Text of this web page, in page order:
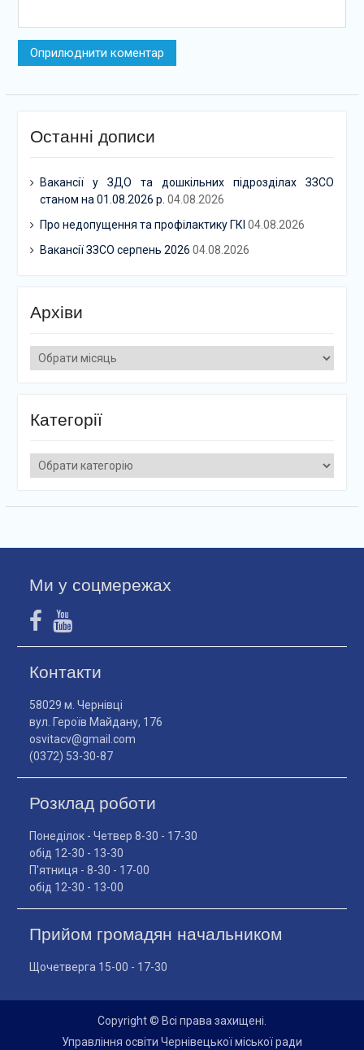
Останні дописи
Вакансії у ЗДО та дошкільних підрозділах ЗЗСО
станом на 01.08.2026 р. 04.08.2026
Про недопущення та профілактику ГКІ 04.08.2026
Вакансії ЗЗСО серпень 2026 04.08.2026
Архіви
Архіви
Категорії
Категорії
Ми у соцмережах
Контакти
58029 м. Чернівці
вул. Героїв Майдану, 176
osvitacv@gmail.com
(0372) 53-30-87
Розклад роботи
Понеділок - Четвер 8-30 - 17-30
обід 12-30 - 13-30
П'ятниця - 8-30 - 17-00
обід 12-30 - 13-00
Прийом громадян начальником
Щочетверга 15-00 - 17-30
Copyright © Всі права захищені.
Управління освіти Чернівецької міської ради